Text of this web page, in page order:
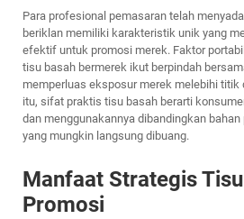
Para profesional pemasaran telah
beriklan memiliki karakteristik unik yang
efektif untuk promosi merek. Faktor
tisu basah bermerek ikut berpindah
memperluas eksposur merek melebihi titik
itu, sifat praktis tisu basah berarti
dan menggunakannya dibandingkan
yang mungkin langsung dibuang.
Manfaat Strategis
Promosi